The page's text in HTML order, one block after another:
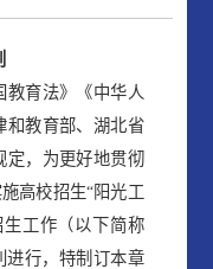
教育法》《中华人
和教育部、湖北省
定，为更好地贯彻
高校招生“阳光工
工作（以下简称
进行，特制订本章